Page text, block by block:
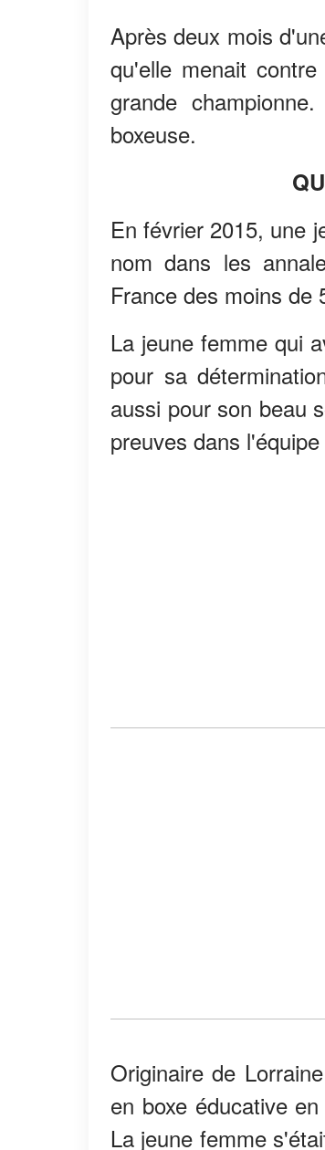
Après deux mois
qu'elle menait
grande
boxeuse.
En février 2015, une
nom dans les
France des moins de
La jeune femme qui
pour sa
aussi pour son beau
preuves dans
Originaire de
en boxe éducative
La jeune femme